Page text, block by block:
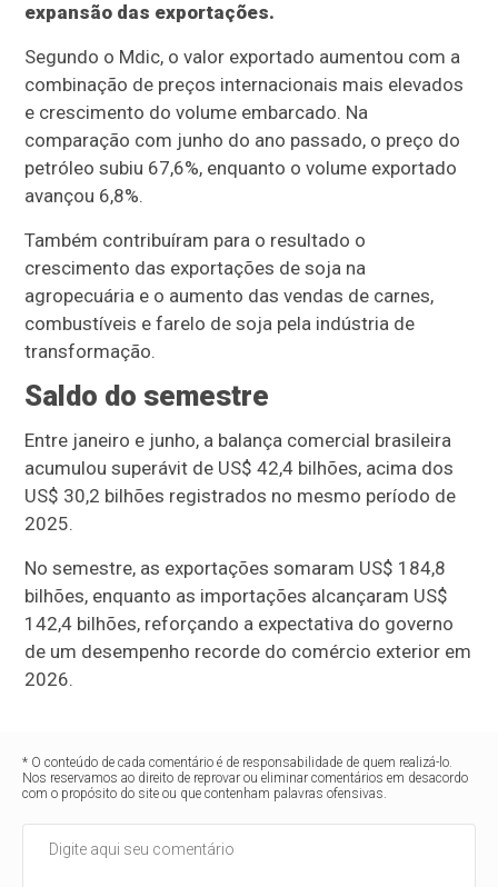
expansão das exportações.
Segundo o Mdic, o valor exportado aumentou com a
combinação de preços internacionais mais elevados
e crescimento do volume embarcado. Na
comparação com junho do ano passado, o preço do
petróleo subiu 67,6%, enquanto o volume exportado
avançou 6,8%.
Também contribuíram para o resultado o
crescimento das exportações de soja na
agropecuária e o aumento das vendas de carnes,
combustíveis e farelo de soja pela indústria de
transformação.
Saldo do semestre
Entre janeiro e junho, a balança comercial brasileira
acumulou superávit de US$ 42,4 bilhões, acima dos
US$ 30,2 bilhões registrados no mesmo período de
2025.
No semestre, as exportações somaram US$ 184,8
bilhões, enquanto as importações alcançaram US$
142,4 bilhões, reforçando a expectativa do governo
de um desempenho recorde do comércio exterior em
2026.
* O conteúdo de cada comentário é de responsabilidade de quem realizá-lo.
Nos reservamos ao direito de reprovar ou eliminar comentários em desacordo
com o propósito do site ou que contenham palavras ofensivas.